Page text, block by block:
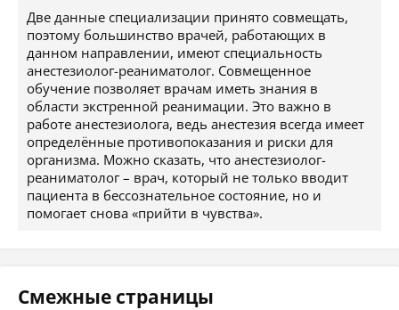
Две данные специализации принято совмещать,
поэтому большинство врачей, работающих в
данном направлении, имеют специальность
анестезиолог-реаниматолог. Совмещенное
обучение позволяет врачам иметь знания в
области экстренной реанимации. Это важно в
работе анестезиолога, ведь анестезия всегда имеет
определённые противопоказания и риски для
организма. Можно сказать, что анестезиолог-
реаниматолог – врач, который не только вводит
пациента в бессознательное состояние, но и
помогает снова «прийти в чувства».
Смежные страницы